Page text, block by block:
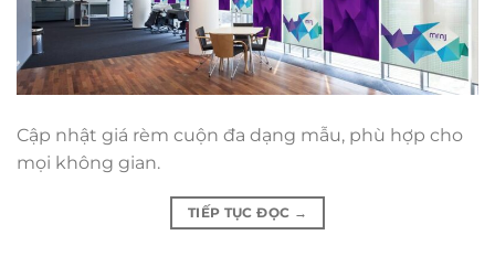
Cập nhật giá rèm cuộn đa dạng mẫu, phù hợp cho
mọi không gian.
TIẾP TỤC ĐỌC →